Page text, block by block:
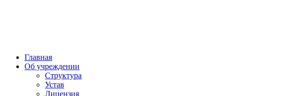
Главная
Об учреждении
Структура
Устав
Лицензия